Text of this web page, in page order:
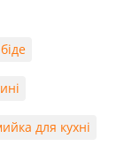
для кухні